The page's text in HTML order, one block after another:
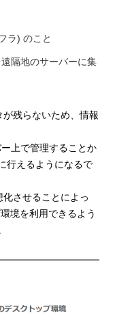
ラ) のこと
隔地のサーバーに集
残らないため、情報
上で管理することか
行えるようになるで
させることによっ
境を利用できるよう